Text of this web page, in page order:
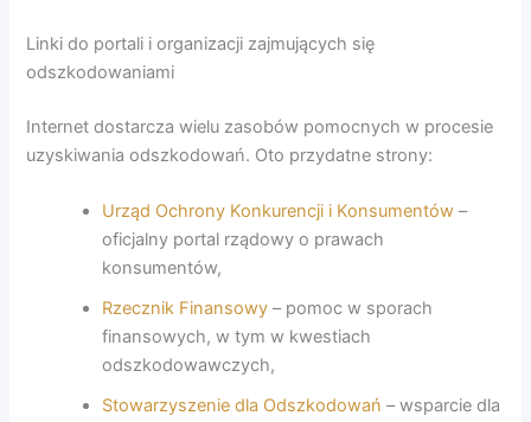
Linki do portali i organizacji zajmujących się
odszkodowaniami
Internet dostarcza wielu zasobów pomocnych w procesie
uzyskiwania odszkodowań. Oto przydatne strony:
Urząd Ochrony Konkurencji i Konsumentów –
oficjalny portal rządowy o prawach
konsumentów,
Rzecznik Finansowy – pomoc w sporach
finansowych, w tym w kwestiach
odszkodowawczych,
Stowarzyszenie dla Odszkodowań – wsparcie dla